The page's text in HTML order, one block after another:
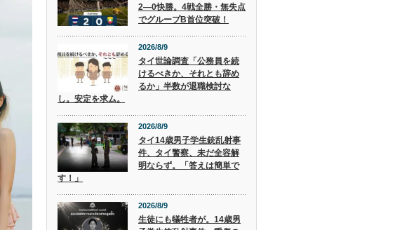
2―0快勝。4戦全勝・無失点
でグループB首位突破！
2026/8/9
タイ世論調査「公務員を続
けるべきか、それとも辞め
るか」半数が退職検討な
し。安定を求ム。
2026/8/9
タイ14歳男子学生銃乱射事
件、タイ警察、未だ全容解
明ならず。「答えは簡単で
す！」
2026/8/9
生徒にも犠牲者が。14歳男